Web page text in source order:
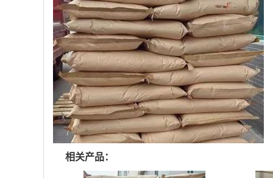
相关产品：